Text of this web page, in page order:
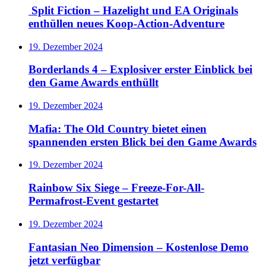
Split Fiction – Hazelight und EA Originals
enthüllen neues Koop-Action-Adventure
19. Dezember 2024
Borderlands 4 – Explosiver erster Einblick bei
den Game Awards enthüllt
19. Dezember 2024
Mafia: The Old Country bietet einen
spannenden ersten Blick bei den Game Awards
19. Dezember 2024
Rainbow Six Siege – Freeze-For-All-
Permafrost-Event gestartet
19. Dezember 2024
Fantasian Neo Dimension – Kostenlose Demo
jetzt verfügbar